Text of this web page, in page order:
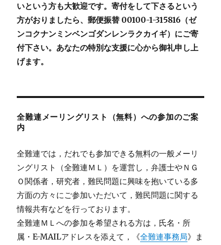
いという方も大歓迎です。寄付をして下さるという
方がおりましたら、郵便振替 00100-1-315816（ゼ
ンコクナンミンベンゴダンレンラクカイギ）にご寄
付下さい。あなたの特別な支援に心から御礼申し上
げます。
全難連メーリングリスト（無料）への参加のご案
内
全難連では，だれでも参加できる無料の一般メーリ
ングリスト（全難連ＭＬ）を運営し，弁護士やＮＧ
Ｏ関係者，研究者，難民問題に興味を抱いている多
方面の方々にご参加いただいて，難民問題に関する
情報共有などを行っております。
全難連ＭＬへの参加を希望される方は，氏名・所
属・E-MAILアドレスを添えて，《全難連事務局》ま